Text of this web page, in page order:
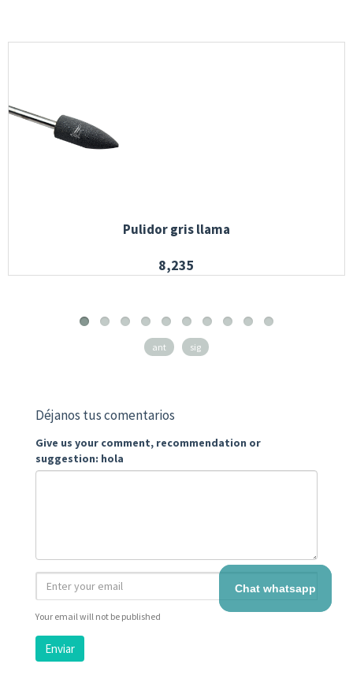
Pulidor gris llama
8,235
ant sig
Déjanos tus comentarios
Give us your comment, recommendation or
suggestion: hola
Your email will not be published
Enviar
Chat whatsapp